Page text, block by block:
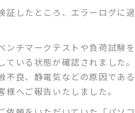
証したところ、エラーログに
ンチマークテストや負荷試験
ている状態が確認されました。
不良、静電気などの原因であ
へご報告いたしました。